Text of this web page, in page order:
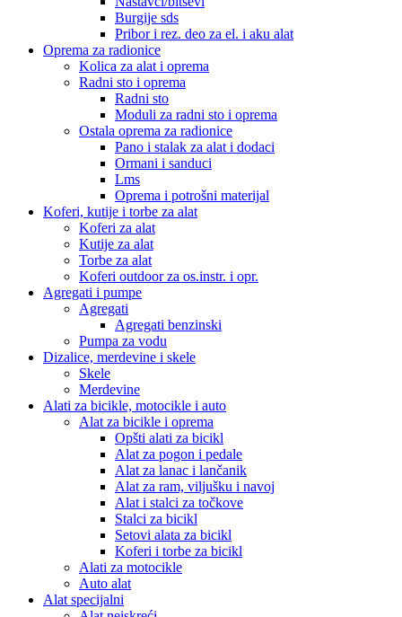
Burgije sds
Pribor i rez. deo za el. i aku alat
Oprema za radionice
Kolica za alat i oprema
Radni sto i oprema
Radni sto
Moduli za radni sto i oprema
Ostala oprema za radionice
Pano i stalak za alat i dodaci
Ormani i sanduci
Lms
Oprema i potrošni materijal
Koferi, kutije i torbe za alat
Koferi za alat
Kutije za alat
Torbe za alat
Koferi outdoor za os.instr. i opr.
Agregati i pumpe
Agregati
Agregati benzinski
Pumpa za vodu
Dizalice, merdevine i skele
Skele
Merdevine
Alati za bicikle, motocikle i auto
Alat za bicikle i oprema
Opšti alati za bicikl
Alat za pogon i pedale
Alat za lanac i lančanik
Alat za ram, viljušku i navoj
Alat i stalci za točkove
Stalci za bicikl
Setovi alata za bicikl
Koferi i torbe za bicikl
Alati za motocikle
Auto alat
Alat specijalni